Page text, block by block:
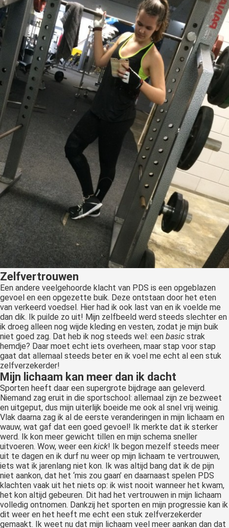
Zelfvertrouwen
Een andere veelgehoorde klacht van PDS is een opgeblazen
gevoel en een opgezette buik. Deze ontstaan door het eten
van verkeerd voedsel. Hier had ik ook last van en ik voelde me
dan dik. Ik puilde zo uit! Mijn zelfbeeld werd steeds slechter en
ik droeg alleen nog wijde kleding en vesten, zodat je mijn buik
niet goed zag. Dat heb ik nog steeds wel: een basic strak
hemdje? Daar moet echt iets overheen, maar stap voor stap
gaat dat allemaal steeds beter en ik voel me echt al een stuk
zelfverzekerder!
Mijn lichaam kan meer dan ik dacht
Sporten heeft daar een supergrote bijdrage aan geleverd.
Niemand zag eruit in die sportschool: allemaal zijn ze bezweet
en uitgeput, dus mijn uiterlijk boeide me ook al snel vrij weinig.
Vlak daarna zag ik al de eerste veranderingen in mijn lichaam en
wauw, wat gaf dat een goed gevoel! Ik merkte dat ik sterker
werd. Ik kon meer gewicht tillen en mijn schema sneller
uitvoeren. Wow, weer een kick! Ik begon mezelf steeds meer
uit te dagen en ik durf nu weer op mijn lichaam te vertrouwen,
iets wat ik jarenlang niet kon. Ik was altijd bang dat ik de pijn
niet aankon, dat het ‘mis zou gaan’ en daarnaast spelen PDS
klachten vaak uit het niets op: ik wist nooit wanneer het kwam,
het kon altijd gebeuren. Dit had het vertrouwen in mijn lichaam
volledig ontnomen. Dankzij het sporten en mijn progressie kan ik
dit weer en het heeft me echt een stuk zelfverzekerder
gemaakt. Ik weet nu dat mijn lichaam veel meer aankan dan dat